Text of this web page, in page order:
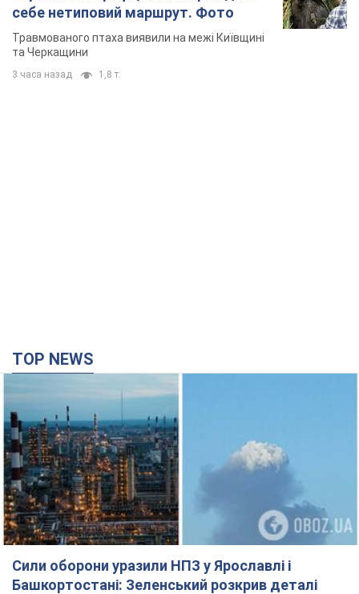
себе нетиповий маршрут. Фото
Травмованого птаха виявили на межі Київщині
та Черкащини
3 часа назад 1,8 т.
TOP NEWS
Сили оборони уразили НПЗ у Ярославлі і
Башкортостані: Зеленський розкрив деталі